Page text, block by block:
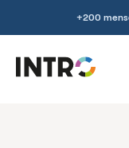
+200